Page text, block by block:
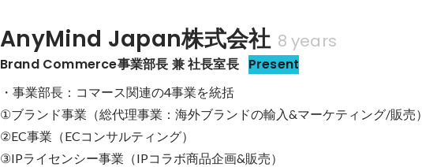
AnyMind Japan株式会社 8 years
Brand Commerce事業部長 兼 社長室長 Present
・事業部長：コマース関連の4事業を統括
①ブランド事業（総代理事業：海外ブランドの輸入&マーケティング/販売）
②EC事業（ECコンサルティング）
③IPライセンシー事業（IPコラボ商品企画&販売）